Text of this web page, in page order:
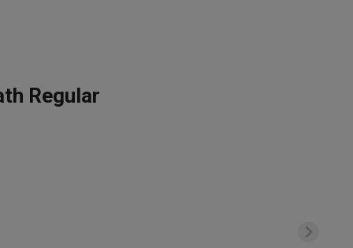
Regular